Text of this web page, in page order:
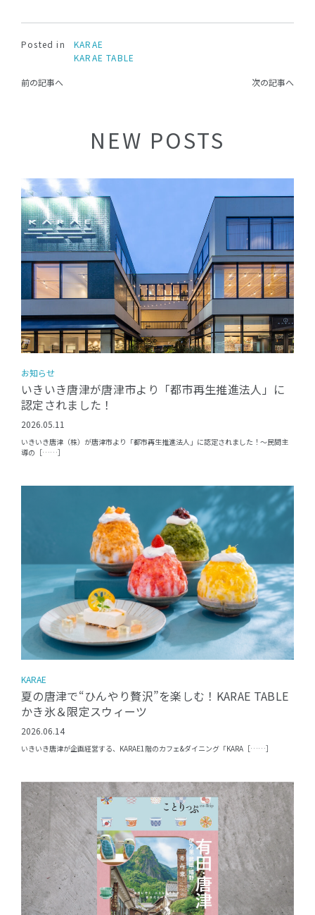
NEW POSTS
お知らせ
いきいき唐津が唐津市より「都市再生推進法人」に
認定されました！
2026.05.11
いきいき唐津（株）が唐津市より「都市再生推進法人」に認定されました！〜民間主
導の［……］
KARAE
夏の唐津で“ひんやり贅沢”を楽しむ！KARAE TABLE
かき氷＆限定スウィーツ
2026.06.14
いきいき唐津が企画経営する、KARAE1階のカフェ&ダイニング「KARA［……］
Posted in
KARAE
KARAE TABLE
前の記事へ 次の記事へ